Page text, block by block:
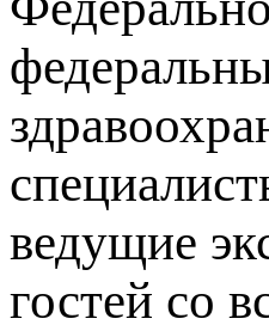
ведущие
гостей со